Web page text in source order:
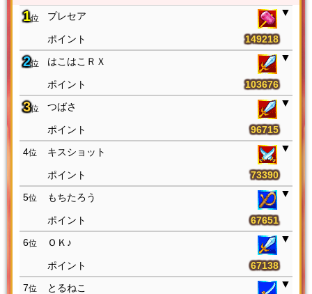
1位 プレセア
149218
2位 はこはこＲＸ
103676
3位 つばさ
96715
4位 キスショット
73390
5位 もちたろう
67651
6位 ＯＫ♪
67138
7位 とるねこ